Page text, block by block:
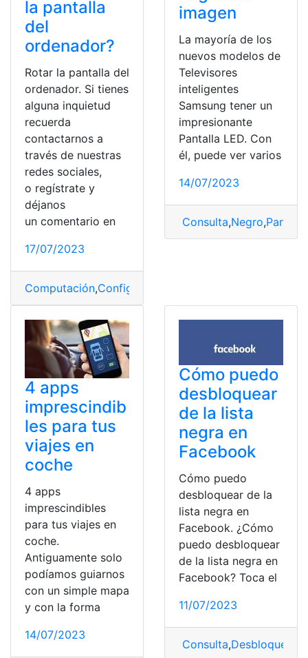
la pantalla
del
ordenador?
Rotar la pantalla del
ordenador. Si tienes
alguna inquietud
recuerda
contactarnos a
través de nuestras
redes sociales,
o regístrate y
déjanos
un comentario en
17/07/2023
Computación,Configuración
imagen
La mayoría de los
nuevos modelos de
Televisores
inteligentes
Samsung tener un
impresionante
Pantalla LED. Con
él, puede ver varios
14/07/2023
Consulta,Negro,Pantalla
4 apps
imprescindib
les para tus
viajes en
coche
4 apps
imprescindibles
para tus viajes en
coche.
Antiguamente solo
podíamos guiarnos
con un simple mapa
y con la forma
14/07/2023
Cómo puedo
desbloquear
de la lista
negra en
Facebook
Cómo puedo
desbloquear de la
lista negra en
Facebook. ¿Cómo
puedo desbloquear
de la lista negra en
Facebook? Toca el
11/07/2023
Consulta,Desbloquear